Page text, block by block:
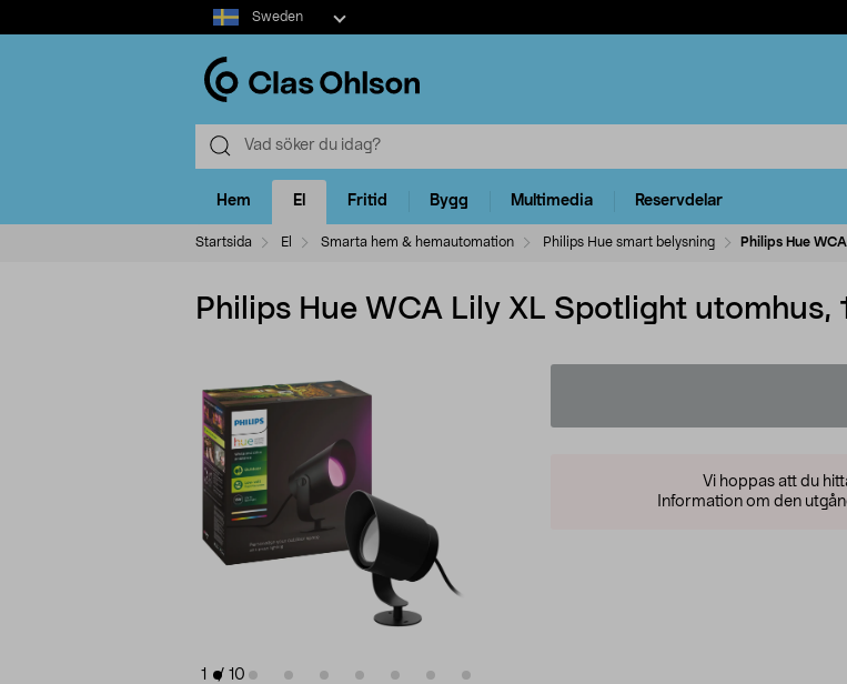
Select
market
Sweden
Hem El Fritid Bygg Multimedia Reservdelar
Startsida El Smarta hem & hemautomation Philips Hue smart belysning Philips Hue
Philips Hue WCA Lily XL Spotlight utomhus,
1 / 10
Vi hoppas att du
Information om den